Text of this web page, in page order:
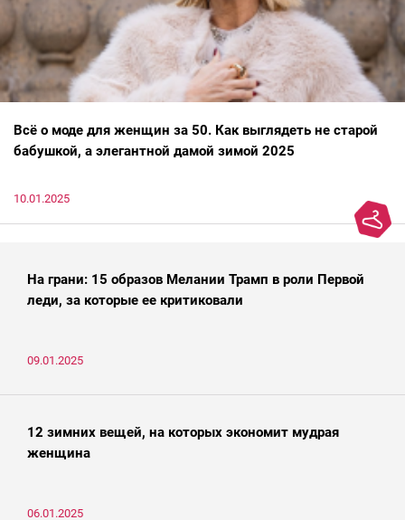
Всё о моде для женщин за 50. Как выглядеть не старой
бабушкой, а элегантной дамой зимой 2025
10.01.2025
На грани: 15 образов Мелании Трамп в роли Первой
леди, за которые ее критиковали
09.01.2025
12 зимних вещей, на которых экономит мудрая
женщина
06.01.2025